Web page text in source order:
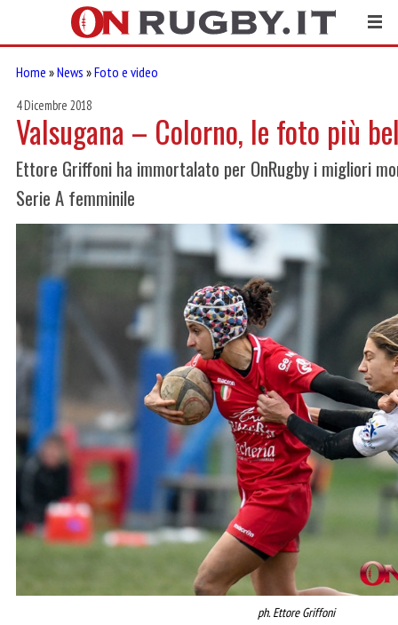
Home »News »Foto e video
4 Dicembre 2018
Valsugana – Colorno, le foto più
Ettore Griffoni ha immortalato per OnRugby i migliori
Serie A femminile
ph. Ettore Griffoni